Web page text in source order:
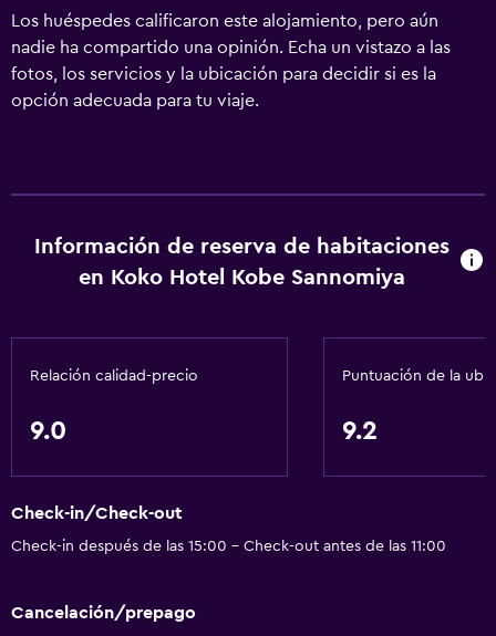
Los huéspedes calificaron este alojamiento, pero aún
nadie ha compartido una opinión. Echa un vistazo a las
fotos, los servicios y la ubicación para decidir si es la
opción adecuada para tu viaje.
Información de reserva de habitaciones
en Koko Hotel Kobe Sannomiya
Relación calidad-precio
9.0
Puntuación de la
9.2
Check-in/Check-out
Check-in después de las 15:00 - Check-out antes de las 11:00
Cancelación/prepago